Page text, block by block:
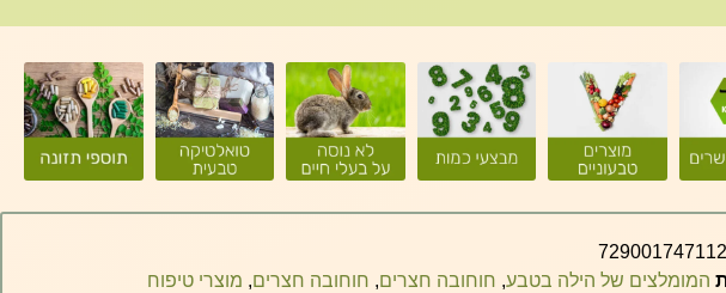
המומלצים של הילה בטבע, חוחובה חצרים, חוחובה חצרים, מוצרי טיפוח